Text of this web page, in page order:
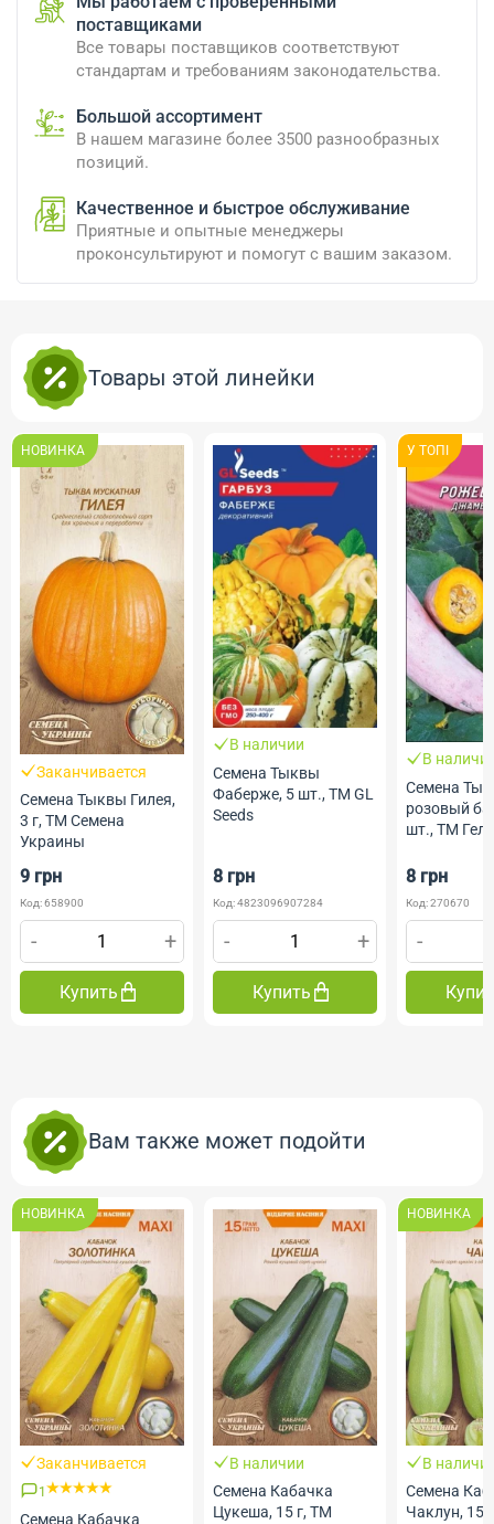
поставщиками
Все товары поставщиков соответствуют
стандартам и требованиям законодательства.
Большой ассортимент
В нашем магазине более 3500 разнообразных
позиций.
Качественное и быстрое обслуживание
Приятные и опытные менеджеры
проконсультируют и помогут с вашим заказом.
Товары этой линейки
НОВИНКА
Заканчивается
Семена Тыквы Гилея,
3 г, ТМ Семена
Украины
9 грн
Код: 658900
- +
Купить
В наличии
Семена Тыквы
Фаберже, 5 шт., ТМ GL
Seeds
8 грн
Код: 4823096907284
- +
Купить
У ТОПI
В
Семена
розовый
шт., ТМ
8 грн
Код: 270670
-
Вам также может подойти
НОВИНКА
Заканчивается
1
Семена Кабачка
В наличии
Семена Кабачка
Цукеша, 15 г, ТМ
НОВИНКА
В
Семена
Чаклун, 15